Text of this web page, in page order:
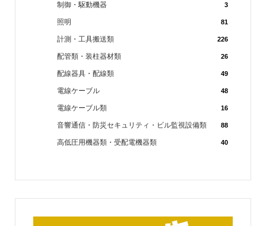
制御・駆動機器 3
照明 81
計測・工具搬送類 226
配管類・装柱器材類 26
配線器具・配線類 49
電線ケーブル 48
電線ケーブル類 16
音響通信・防災セキュリティ・ビル監視設備類 88
高低圧用機器類・受配電機器類 40